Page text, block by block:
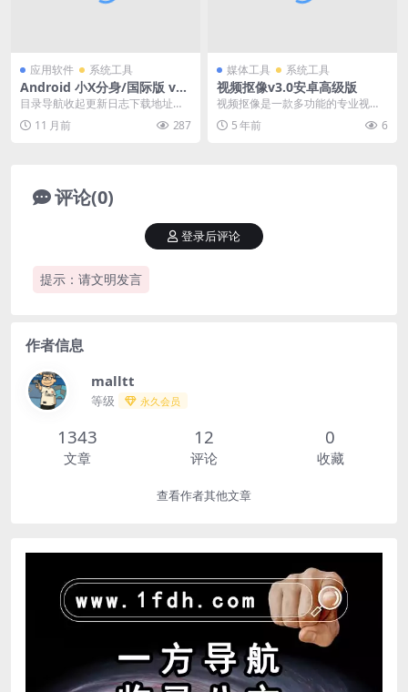
应用软件 系统工具
Android 小X分身/国际版 v3
2.2/4.0.2 Clone App_去更新
解锁高级会员版
目录导航收起更新日志下载地址目
录导航收起更新日志下载地址小X分
身原多开分身，支持...
11 月前 287
媒体工具 系统工具
视频抠像v3.0安卓高级版
视频抠像是一款多功能的专业视频
编辑器，软件中拥有十分不错的抠
像功能，用户可以通过...
5 年前 6
评论(0)
提示：请文明发言
登录后评论
作者信息
malltt
等级 永久会员
1343
文章
12
评论
0
收藏
查看作者其他文章